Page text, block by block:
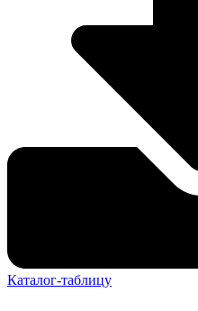
Каталог-таблицу